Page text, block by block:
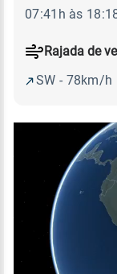
Rajada de
SW - 78km/h
07:41h às